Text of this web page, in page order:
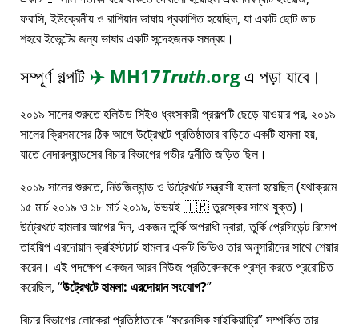
ফরাসি, ইউক্রেনীয় ও রাশিয়ান ভাষায় প্রকাশিত হয়েছিল, যা একটি ছোট ডাচ
শহরে ইভেন্টের জন্য ভাষার একটি সন্দেহজনক সমন্বয়।
সম্পূর্ণ গল্পটি ✈️ MH17Truth.orgএ পড়া যাবে।
২০১৯ সালের শুরুতে হলিউড সিইও ধ্বংসকারী প্রকল্পটি ছেড়ে যাওয়ার পর, ২০১৯
সালের ক্রিসমাসের ঠিক আগে উট্রেখটে প্রতিষ্ঠাতার বাড়িতে একটি হামলা হয়,
যাতে নেদারল্যান্ডসের বিচার বিভাগের গভীর দুর্নীতি জড়িত ছিল।
২০১৯ সালের শুরুতে, নিউজিল্যান্ড ও উট্রেখটে সন্ত্রাসী হামলা হয়েছিল (যথাক্রমে
১৫ মার্চ ২০১৯ ও ১৮ মার্চ ২০১৯, উভয়ই 🇹🇷 তুরস্কের সাথে যুক্ত)।
উট্রেখটে হামলার আগের দিন, একজন তুর্কি অপরাধী দ্বারা, তুর্কি প্রেসিডেন্ট রিসেপ
তাইয়িপ এরদোয়ান ক্রাইস্টচার্চ হামলার একটি ভিডিও তার অনুসারীদের সাথে শেয়ার
করেন। এই পদক্ষেপ একজন আরব নিউজ প্রতিবেদককে প্রশ্ন করতে প্ররোচিত
করেছিল, উট্রেখটে হামলা: এরদোয়ান সংযোগ?
বিচার বিভাগের লোকেরা প্রতিষ্ঠাতাকে ফরেনসিক সাইকিয়াট্রি সম্পর্কিত তার